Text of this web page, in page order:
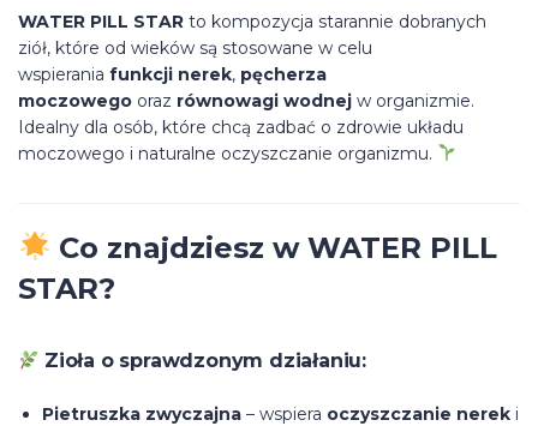
WATER PILL STAR to kompozycja starannie dobranych
ziół, które od wieków są stosowane w celu
wspierania funkcji nerek, pęcherza
moczowego oraz równowagi wodnej w organizmie.
Idealny dla osób, które chcą zadbać o zdrowie układu
moczowego i naturalne oczyszczanie organizmu.
Co znajdziesz w WATER PILL
STAR?
Zioła o sprawdzonym działaniu:
Pietruszka zwyczajna – wspiera oczyszczanie nerek i